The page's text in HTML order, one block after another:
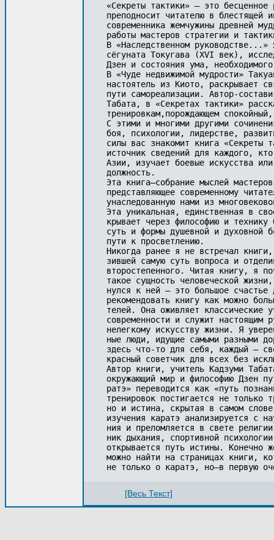
«Секреты тактики» — это
преподносит читателю в блестящей
современника жемчужины древней
работы мастеров стратегии и
В «Наследственном
сёгуната Токугава (XVI век),
Дзен и состояния ума,
В «Чуде недвижимой мудрости»
настоятель из Киото, раскрывает
пути самореализации. Автор-
Табата, в «Секретах тактики»
тренировкам,порождающем
С этими и многими другими
боя, психологии, лидерстве,
силы вас знакомит книга «Секреты
источник сведений для каждого,
Азии, изучает боевые искусства
должность.
Эта книга—собрание мыслей
представляющее современному
унаследованную нами из
Эта уникальная, единственная в
крывает через философию и
суть и формы душевной и духовной
пути к просветлению.
Никогда ранее я не встречал
зившей самую суть вопроса и
второстепенного. Читая книгу, я
такое сущность человеческой
нулся к ней — это большое
рекомендовать книгу как можно
телей. Она оживляет классические
современности и служит настоящим
нелегкому искусству жизни. Я
ные люди, идущие самыми разными
здесь что-то для себя, каждый —
красный советчик для всех без
Автор книги, учитель Кадзуми
окружающий мир и философию Дзен
ратэ» переводится как «путь
тренировок постигается не только
но и истина, скрытая в самом
изучения каратэ анализируется с
ния и преломляется в свете
ник дыхания, спортивной
открывается путь истины.
можно найти на страницах книги,
не только о каратэ, но—в первую
[Весь Текст]